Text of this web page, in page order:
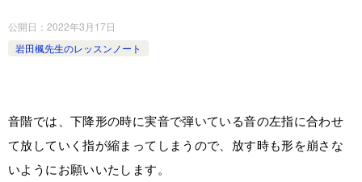
公開日： 2022年3月17日
岩田楓先生のレッスンノート
音階では、下降形の時に実音で弾いている音の左指に合わせ
て放していく指が縮まってしまうので、放す時も形を崩さな
いようにお願いいたします。